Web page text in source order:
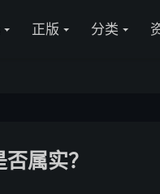
正版 分类
属实？